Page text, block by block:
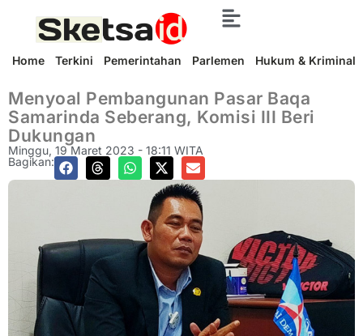
Home Terkini Pemerintahan Parlemen Hukum & Kriminal
Menyoal Pembangunan Pasar Baqa
Samarinda Seberang, Komisi III Beri
Dukungan
Minggu, 19 Maret 2023 - 18:11 WITA
Bagikan: